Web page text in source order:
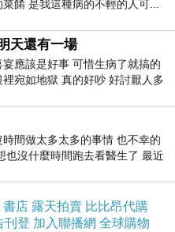
餚 是我這種病的不輕的人可...
天還有一場
應該是好事 可惜生病了就搞的
宛如地獄 真的好吵 好討厭人多
間做太多太多的事情 也不幸的
也沒什麼時間跑去看醫生了 最近
書店 露天拍賣 比比昂代購
刊登 加入聯播網 全球購物